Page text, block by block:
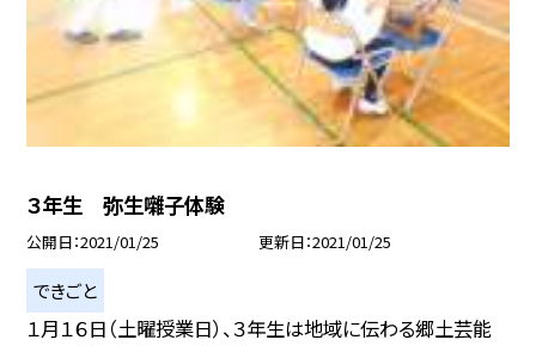
３年生 弥生囃子体験
公開日 2021/01/25 更新日 2021/01/25
できごと
１月１６日（土曜授業日）、３年生は地域に伝わる郷土芸能